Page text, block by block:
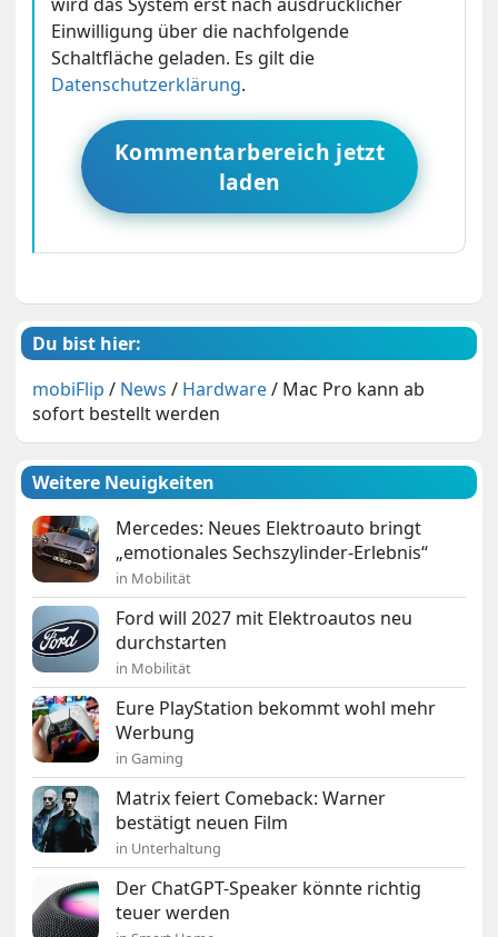
Einwilligung über die nachfolgende
Schaltfläche geladen. Es gilt die
Datenschutzerklärung.
Kommentarbereich jetzt
laden
Du bist hier:
mobiFlip / News / Hardware/ Mac Pro kann ab
sofort bestellt werden
Weitere Neuigkeiten
Mercedes: Neues Elektroauto bringt
„emotionales Sechszylinder-Erlebnis“
in Mobilität
Ford will 2027 mit Elektroautos neu
durchstarten
in Mobilität
Eure PlayStation bekommt wohl mehr
Werbung
in Gaming
Matrix feiert Comeback: Warner
bestätigt neuen Film
in Unterhaltung
Der ChatGPT-Speaker könnte richtig
teuer werden